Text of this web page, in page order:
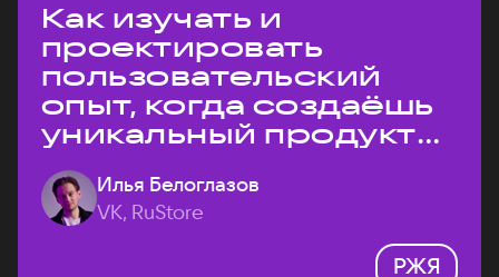
Как изучать и
проектировать
пользовательский
опыт, когда создаёшь
уникальный продукт
на рынке?
Илья Белоглазов
VK, RuStore
РЖЯ